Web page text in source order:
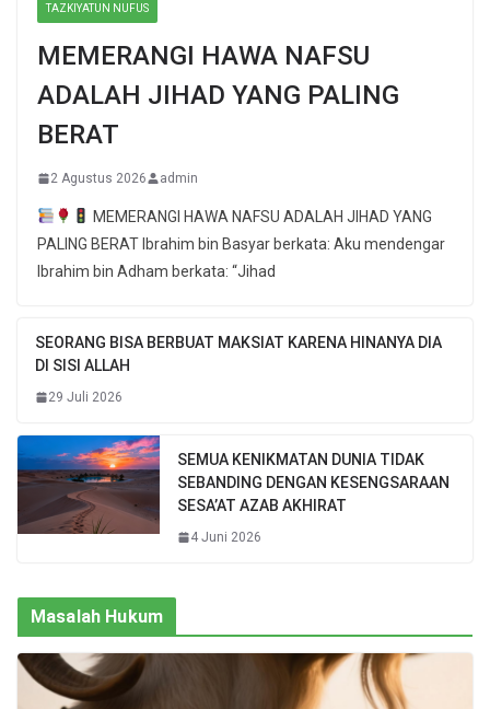
TAZKIYATUN NUFUS
MEMERANGI HAWA NAFSU
ADALAH JIHAD YANG PALING
BERAT
2 Agustus 2026 admin
MEMERANGI HAWA NAFSU ADALAH JIHAD YANG
PALING BERAT Ibrahim bin Basyar berkata: Aku mendengar
Ibrahim bin Adham berkata: “Jihad
SEORANG BISA BERBUAT MAKSIAT KARENA HINANYA DIA
DI SISI ALLAH
29 Juli 2026
SEMUA KENIKMATAN DUNIA TIDAK
SEBANDING DENGAN KESENGSARAAN
SESA’AT AZAB AKHIRAT
4 Juni 2026
Masalah Hukum